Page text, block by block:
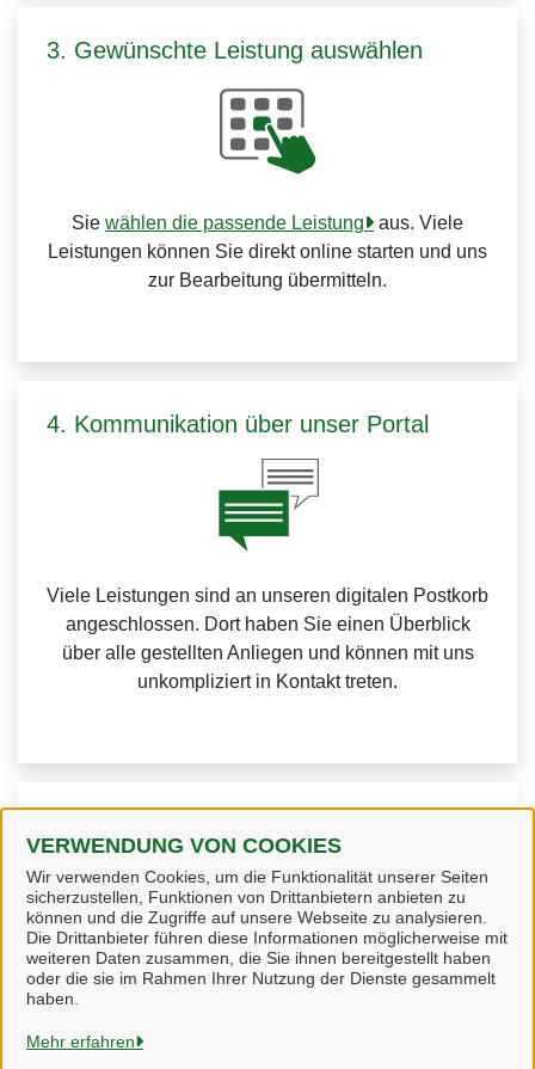
VERWENDUNG VON COOKIES
Wir verwenden Cookies, um die Funktionalität unserer Seiten
sicherzustellen, Funktionen von Drittanbietern anbieten zu
können und die Zugriffe auf unsere Webseite zu analysieren.
Die Drittanbieter führen diese Informationen möglicherweise mit
weiteren Daten zusammen, die Sie ihnen bereitgestellt haben
oder die sie im Rahmen Ihrer Nutzung der Dienste gesammelt
haben.
Mehr erfahren
3. Gewünschte Leistung auswählen
Sie wählen die passende Leistung
aus. Viele
Leistungen können Sie direkt online starten und uns
zur Bearbeitung übermitteln.
4. Kommunikation über unser Portal
Viele Leistungen sind an unseren digitalen Postkorb
angeschlossen. Dort haben Sie einen Überblick
über alle gestellten Anliegen und können mit uns
unkompliziert in Kontakt treten.
FAQ-Seite des Bundes.
Heidekreis
Alle Rechte vorbehalten